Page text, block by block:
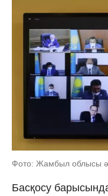
Фото: Жамбыл облысы
Басқосу